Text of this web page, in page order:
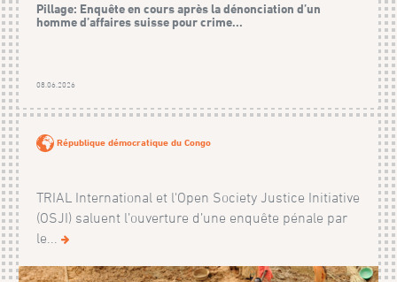
Pillage: Enquête en cours après la dénonciation d’un
homme d’affaires suisse pour crime...
08.06.2026
République démocratique du Congo
TRIAL International et l'Open Society Justice Initiative
(OSJI) saluent l’ouverture d’une enquête pénale par
le...